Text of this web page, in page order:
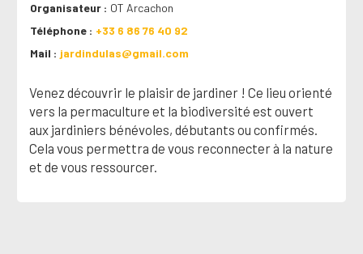
Organisateur
OT Arcachon
Téléphone
+33 6 86 76 40 92
Mail
jardindulas@gmail.com
Venez découvrir le plaisir de jardiner ! Ce lieu orienté
vers la permaculture et la biodiversité est ouvert
aux jardiniers bénévoles, débutants ou confirmés.
Cela vous permettra de vous reconnecter à la nature
et de vous ressourcer.